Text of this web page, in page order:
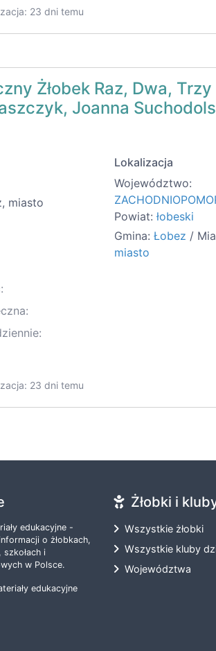
23 dni temu
Żłobek Raz, Dwa,
Joanna
miasto
Lokalizacja
Województwo:
Powiat: łobeski
Gmina: Łobez /
miasto
23 dni temu
edukacyjne -
o żłobkach,
szkołach i
w Polsce.
edukacyjne
Żłobki i
Wszystkie żłobki
Wszystkie kluby
Województwa